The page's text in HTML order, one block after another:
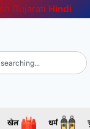
Gujarati Hindi
खेल धर्म